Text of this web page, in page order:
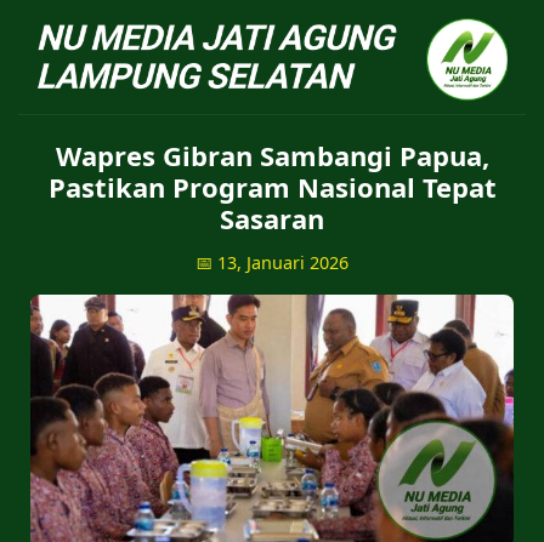
NU Jatiagung - Situs
Wapres Gibran Sambangi Papua,
Pastikan Program Nasional Tepat
Sasaran
📅 13, Januari 2026